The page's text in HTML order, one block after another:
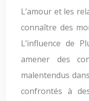
L’amour et les
connaître des
L’influence de
amener des
malentendus
confrontés à